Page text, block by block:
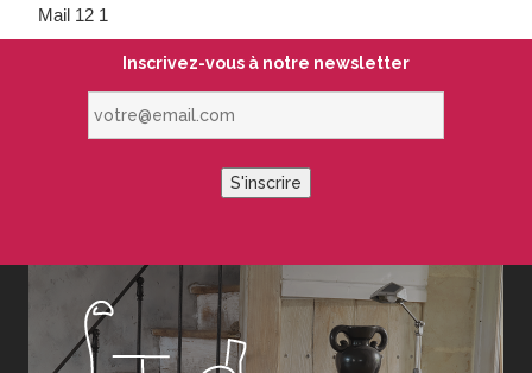
Mail 12 1
Inscrivez-vous à notre newsletter
S'inscrire